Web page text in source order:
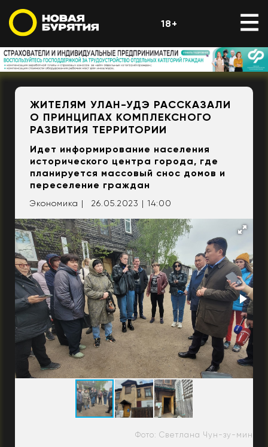
18+
ЖИТЕЛЯМ УЛАН-УДЭ РАССКАЗАЛИ
О ПРИНЦИПАХ КОМПЛЕКСНОГО
РАЗВИТИЯ ТЕРРИТОРИИ
Идет информирование населения
исторического центра города, где
планируется массовый снос домов и
переселение граждан
Экономика | 26.05.2023 | 14:00
Фото: Светлана Чун-зу-мин